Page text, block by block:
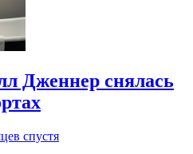
Дженнер снялась
спустя